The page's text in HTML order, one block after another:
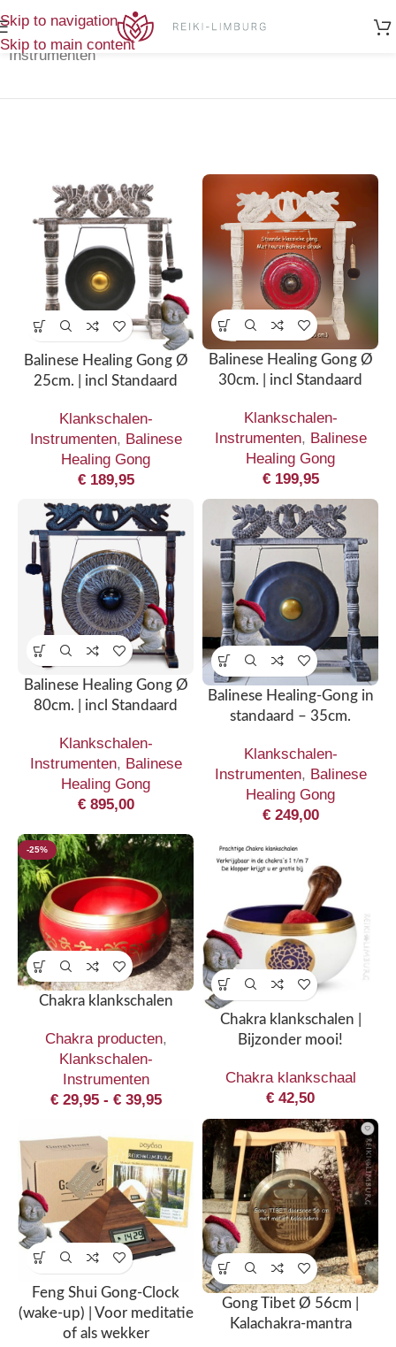
Skip to navigation
Skip to main content
Klankschalen-
Instrumenten
resultaten wordt getoond
Balinese Healing Gong Ø
25cm. | incl Standaard
Klankschalen-
Instrumenten, Balinese
Healing Gong
€189,95
Balinese Healing Gong Ø
30cm. | incl Standaard
Klankschalen-
Instrumenten, Balinese
Healing Gong
€199,95
Balinese Healing Gong Ø
80cm. | incl Standaard
Klankschalen-
Instrumenten, Balinese
Healing Gong
€895,00
Balinese Healing-Gong in
standaard – 35cm.
Klankschalen-
Instrumenten, Balinese
Healing Gong
€249,00
-25%
Chakra klankschalen
Chakra producten,
Klankschalen-
Instrumenten
€29,95 - €39,95
Chakra klankschalen |
Bijzonder mooi!
Chakra klankschaal
€ 42,50
Feng Shui Gong-Clock
(wake-up) | Voor meditatie
of als wekker
Gong Tibet Ø 56cm |
Kalachakra-mantra